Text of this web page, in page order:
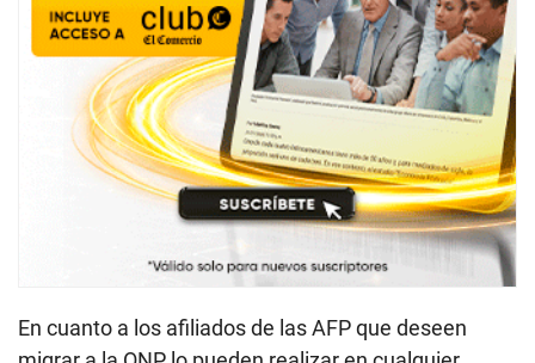
En cuanto a los afiliados de las AFP que deseen